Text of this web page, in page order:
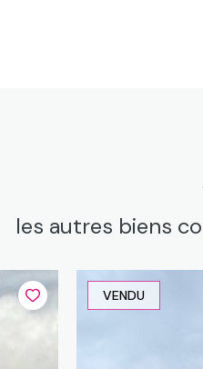
les autres biens
VENDU